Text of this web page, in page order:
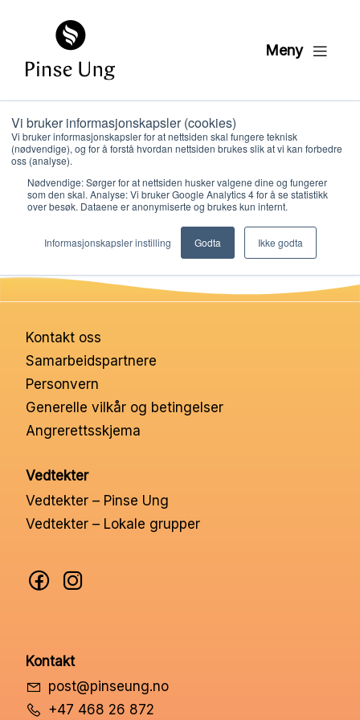
Vi bruker informasjonskapsler (cookies)
Vi bruker informasjonskapsler for at nettsiden skal fungere teknisk
(nødvendige), og for å forstå hvordan nettsiden brukes slik at vi kan forbedre
oss (analyse).
Nødvendige: Sørger for at nettsiden husker valgene dine og fungerer
som den skal. Analyse: Vi bruker Google Analytics 4 for å se statistikk
over besøk. Dataene er anonymiserte og brukes kun internt.
Informasjonskapsler instilling Godta Ikke godta
Meny
NRK skole – Pinse
PER KRISTIAN LØVE
PUBLISERT5. MAI 2023
Kontakt oss
Samarbeidspartnere
Personvern
Generelle vilkår og betingelser
Angrerettsskjema
Vedtekter
Vedtekter – Pinse Ung
Vedtekter – Lokale grupper
Kontakt
post@pinseung.no
+47 468 26 872
Hva vi gjør
Ressurser
Nettbutikk
Kontakt oss
Medlemssystem
Min konto